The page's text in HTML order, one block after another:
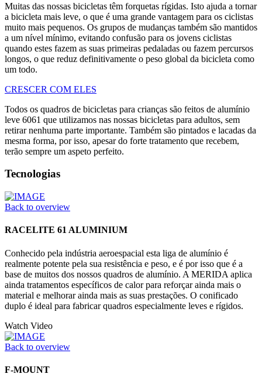
Muitas das nossas bicicletas têm forquetas rígidas. Isto ajuda a tornar
a bicicleta mais leve, o que é uma grande vantagem para os ciclistas
muito mais pequenos. Os grupos de mudanças também são mantidos
a um nível mínimo, evitando confusão para os jovens ciclistas
quando estes fazem as suas primeiras pedaladas ou fazem percursos
longos, o que reduz definitivamente o peso global da bicicleta como
um todo.
CRESCER COM ELES
Todos os quadros de bicicletas para crianças são feitos de alumínio
leve 6061 que utilizamos nas nossas bicicletas para adultos, sem
retirar nenhuma parte importante. Também são pintados e lacadas da
mesma forma, por isso, apesar do forte tratamento que recebem,
terão sempre um aspeto perfeito.
Tecnologias
Back to overview
RACELITE 61 ALUMINIUM
Conhecido pela indústria aeroespacial esta liga de alumínio é
realmente potente pela sua resistência e peso, e é por isso que é a
base de muitos dos nossos quadros de alumínio. A MERIDA aplica
ainda tratamentos específicos de calor para reforçar ainda mais o
material e melhorar ainda mais as suas prestações. O conificado
duplo é ideal para fabricar quadros especialmente leves e rígidos.
Watch Video
Back to overview
F-MOUNT